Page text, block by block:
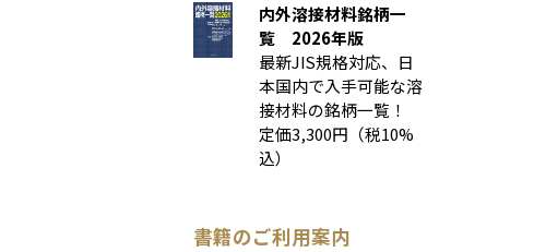
内外溶接材料銘柄一
覧 2026年版
最新JIS規格対応、日
本国内で入手可能な溶
接材料の銘柄一覧！
定価3,300円（税10%
込）
書籍のご利用案内